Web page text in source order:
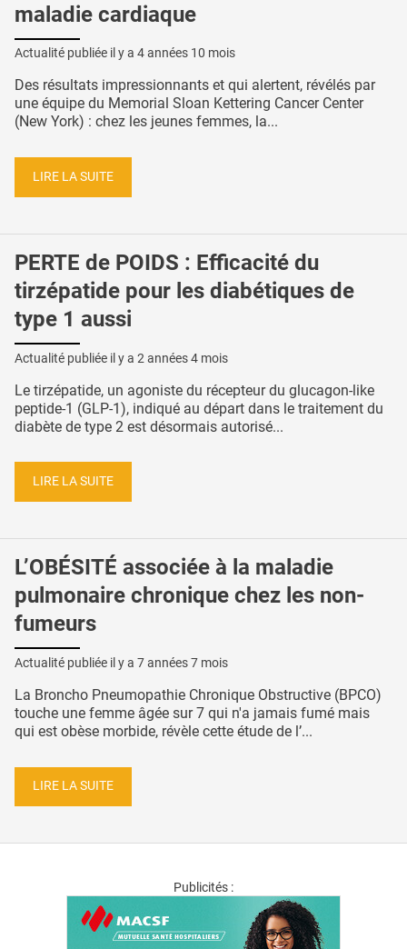
maladie cardiaque
Actualité publiée il y a 4 années 10 mois
Des résultats impressionnants et qui alertent, révélés par
une équipe du Memorial Sloan Kettering Cancer Center
(New York) : chez les jeunes femmes, la...
LIRE LA SUITE
PERTE de POIDS : Efficacité du
tirzépatide pour les diabétiques de
type 1 aussi
Actualité publiée il y a 2 années 4 mois
Le tirzépatide, un agoniste du récepteur du glucagon-like
peptide-1 (GLP-1), indiqué au départ dans le traitement du
diabète de type 2 est désormais autorisé...
LIRE LA SUITE
L’OBÉSITÉ associée à la maladie
pulmonaire chronique chez les non-
fumeurs
Actualité publiée il y a 7 années 7 mois
La Broncho Pneumopathie Chronique Obstructive (BPCO)
touche une femme âgée sur 7 qui n'a jamais fumé mais
qui est obèse morbide, révèle cette étude de l’...
LIRE LA SUITE
Publicités :